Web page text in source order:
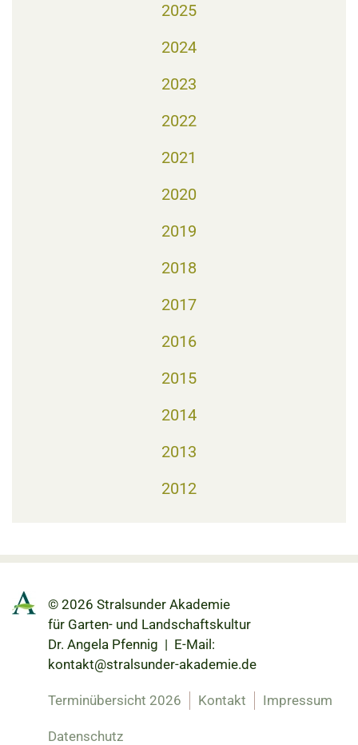
2025
2024
2023
2022
2021
2020
2019
2018
2017
2016
2015
2014
2013
2012
© 2026 Stralsunder Akademie
für Garten- und Landschaftskultur
Dr. Angela Pfennig | E-Mail:
kontakt@stralsunder-akademie.de
Terminübersicht 2026 Kontakt Impressum
Datenschutz